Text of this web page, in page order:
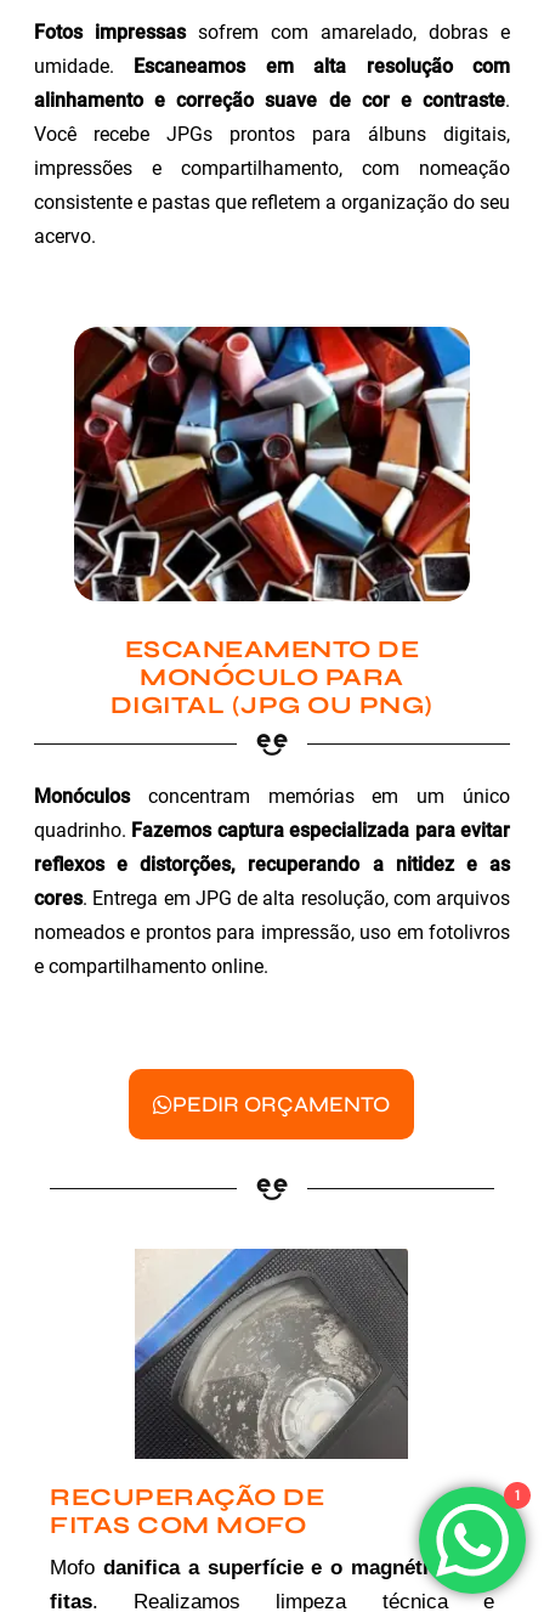
Fotos impressassofrem com amarelado, dobras e
umidade. Escaneamos em alta resolução com
alinhamento e correção suave de cor e contraste.
Você recebe JPGs prontos para álbuns digitais,
impressões e compartilhamento, com nomeação
consistente e pastas que refletem a organização do seu
acervo.
ESCANEAMENTO DE
MONÓCULO PARA
DIGITAL (JPG OU PNG)
Monóculosconcentram memórias em um único
quadrinho. Fazemos captura especializada para evitar
reflexos e distorções, recuperando a nitidez e as
cores. Entrega em JPG de alta resolução, com arquivos
nomeados e prontos para impressão, uso em fotolivros
e compartilhamento online.
PEDIR ORÇAMENTO
RECUPERAÇÃO DE
FITAS COM MOFO
Mofodanifica a superfície e o magnético das
fitas. Realizamos limpeza técnica e
1